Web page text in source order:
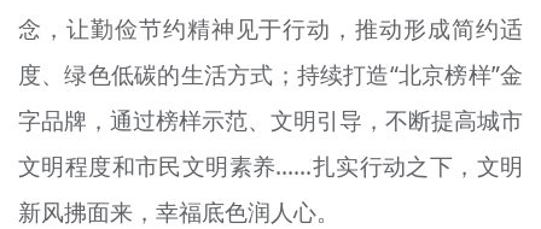
念，让勤俭节约精神见于行动，推动形成简约适
度、绿色低碳的生活方式；持续打造“北京榜样”金
字品牌，通过榜样示范、文明引导，不断提高城市
文明程度和市民文明素养……扎实行动之下，文明
新风拂面来，幸福底色润人心。